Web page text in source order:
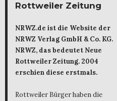
Rottweiler Zeitung
NRWZ.de ist die Website der
NRWZ Verlag GmbH & Co. KG.
NRWZ, das bedeutet Neue
Rottweiler Zeitung. 2004
erschien diese erstmals.
Rottweiler Bürger haben die